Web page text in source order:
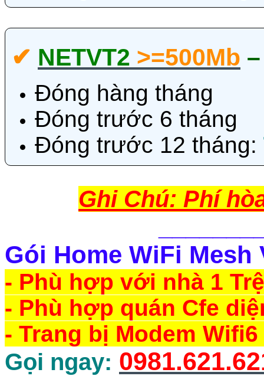
✔‎ NETVT2 >=500Mb
Đóng hàng tháng
Đóng trước 6 tháng
Đóng trước 12 tháng:
Ghi Chú: Phí
Gói Home WiFi Mesh
- Phù hợp với nhà 1
- Phù hợp quán Cfe
- Trang bị Modem
Gọi ngay: